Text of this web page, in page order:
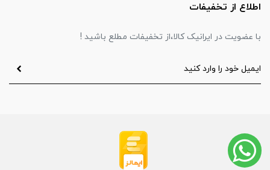
اطلاع از تخفیفات
با عضویت در ایرانیک کالا،از تخفیفات مطلع باشید !